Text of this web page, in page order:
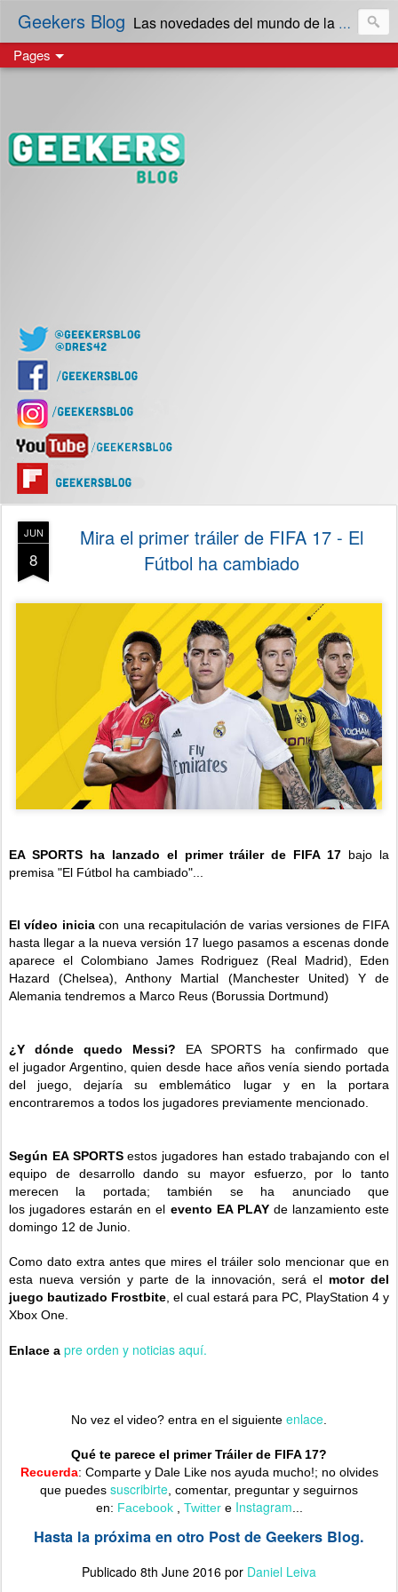
Geekers Blog Las novedades del mundo de la Tecnología y cultura Geek! en Español | Creado en El Salvador
Pages
JUN
8
Mira el primer tráiler de FIFA 17 - El
Fútbol ha cambiado
EA SPORTS ha lanzado el primer tráiler de FIFA 17 bajo la
premisa "El Fútbol ha cambiado"...
El vídeo iniciacon una recapitulación de varias versiones de FIFA
hasta llegar a la nueva versión 17 luego pasamos a escenas donde
aparece el Colombiano James Rodriguez (Real Madrid), Eden
Hazard (Chelsea), Anthony Martial (Manchester United) Y de
Alemania tendremos a Marco Reus (Borussia Dortmund)
¿Y dónde quedo Messi? EA SPORTS ha confirmado que
el jugador Argentino, quien desde hace años venía siendo portada
del juego, dejaría su emblemático lugar y en la portara
encontraremos a todos los jugadores previamente mencionado.
Según EA SPORTSestos jugadores han estado trabajando con el
equipo de desarrollo dando su mayor esfuerzo, por lo tanto
merecen la portada; también se ha anunciado que
los jugadores estarán en el evento EA PLAYde lanzamiento este
domingo 12 de Junio.
Como dato extra antes que mires el tráiler solo mencionar que en
esta nueva versión y parte de la innovación, será el motor del
juego bautizado Frostbite , el cual estará para PC, PlayStation 4 y
Xbox One.
Enlace a pre orden y noticias aquí.
No vez el video? entra en el siguiente enlace
Qué te parece el primer Tráiler de FIFA 17?
Recuerda: Comparte y Dale Like nos ayuda mucho!; no olvides
que puedes suscribirte comentar, preguntar y seguirnos
en: Facebook Twittere Instagram
Hasta la próxima en otro Post de Geekers Blog.
Publicado 8th June 2016 por Daniel Leiva